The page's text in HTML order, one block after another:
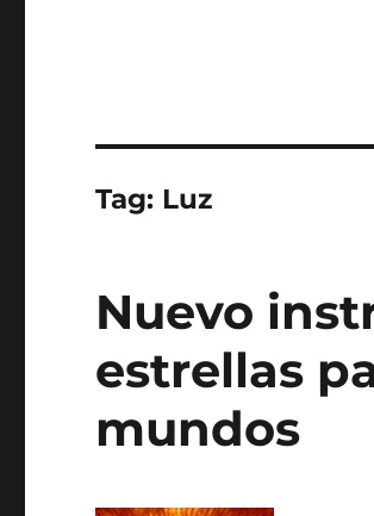
Tag: Luz
Nuevo
estrellas
mundos